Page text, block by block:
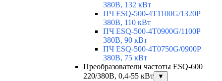
380В, 132 кВт
ПЧ ESQ-500-4T1100G/1320P
380В, 110 кВт
ПЧ ESQ-500-4T0900G/1100P
380В, 90 кВт
ПЧ ESQ-500-4T0750G/0900P
380В, 75 кВт
Преобразователи частоты ESQ-600
220/380В, 0,4-55 кВт
▼